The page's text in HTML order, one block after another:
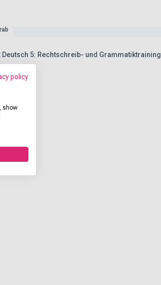
Deutsch 5: Rechtschreib- und Grammatiktraining
policy
show